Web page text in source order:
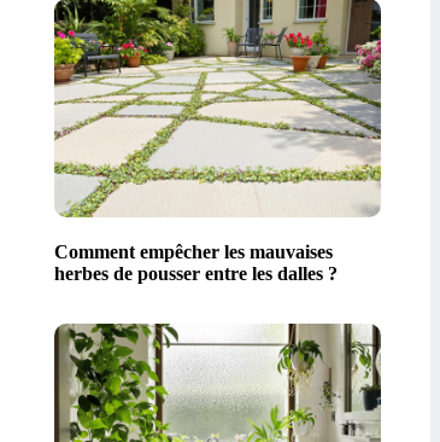
Comment empêcher les mauvaises
herbes de pousser entre les dalles ?